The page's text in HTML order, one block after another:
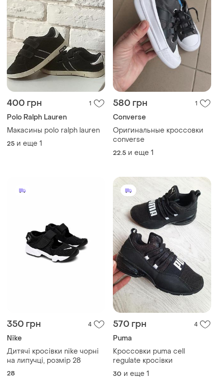
400 грн 1
Polo Ralph Lauren
Макасины polo ralph lauren
25 и еще 1
580 грн 1
Converse
Оригинальные кроссовки
converse
22.5 и еще 1
350 грн 4
Nike
Дитячі кросівки nike чорні
на липучці, розмір 28
28
570 грн 4
Puma
Кроссовки puma cell
regulate кросівки
30 и еще 1